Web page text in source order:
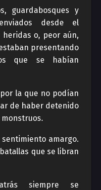
guardabosques y
desde el
heridas o, peor aún,
presentando
que se habían
la que no podían
de haber detenido
amargo.
que se libran
siempre se